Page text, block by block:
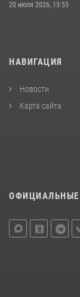
20 июля 2026, 13:55
НАВИГАЦИЯ
Новости
Карта сайта
ОФИЦИАЛЬНЫЕ